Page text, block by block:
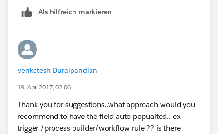
Als hilfreich markieren
Venkatesh Duraipandian
19. Apr. 2017, 02:06
Thank you for suggestions..what approach would you
recommend to have the field auto popualted.. ex
trigger /process builder/workflow rule ?? is there